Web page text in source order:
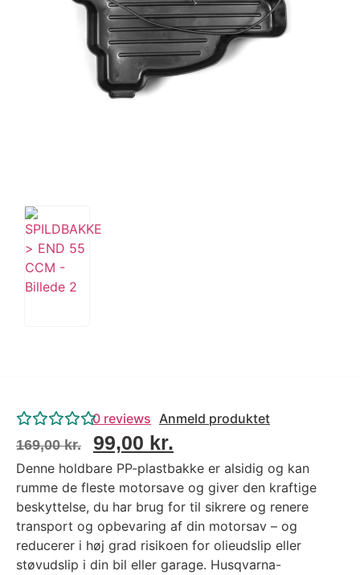
Tips og tricks
4.4 Google Reviews
4.7 Trustpilot
0 reviews Anmeld produktet
169,00kr. 99,00 kr.
Denne holdbare PP-plastbakke er alsidig og kan
rumme de fleste motorsave og giver den kraftige
beskyttelse, du har brug for til sikrere og renere
transport og opbevaring af din motorsav – og
reducerer i høj grad risikoen for olieudslip eller
støvudslip i din bil eller garage. Husqvarna-